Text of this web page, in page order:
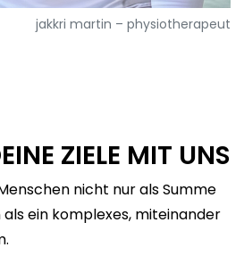
jakkri martin – physiotherapeut
ZIELE MIT UNS
nicht nur als Summe
ein komplexes, miteinander